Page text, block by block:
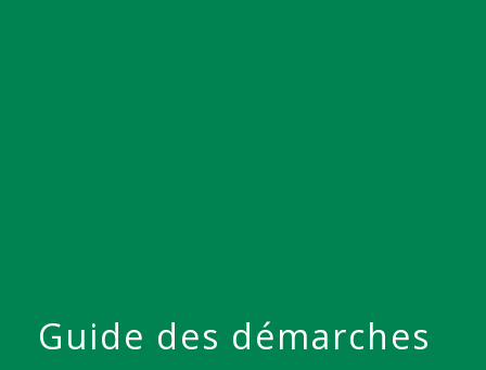
Guide des démarches